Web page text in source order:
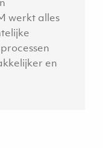
werkt alles
en